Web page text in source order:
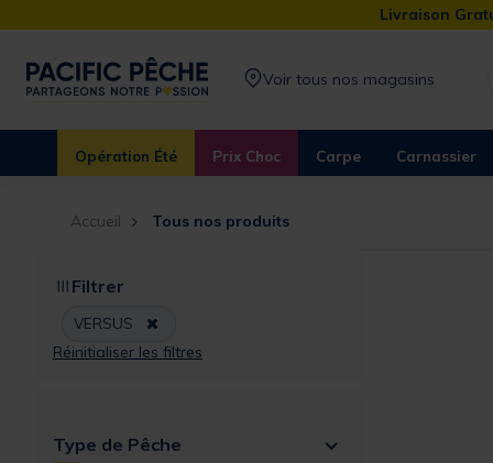
Livraison
Voir tous nos magasins
Opération Été Prix Choc Carpe Carnassier
Accueil Tous nos produits
Filtrer
VERSUS Remove filter Actuellement affiné par Marques:
Réinitialiser les filtres
Type de Pêche